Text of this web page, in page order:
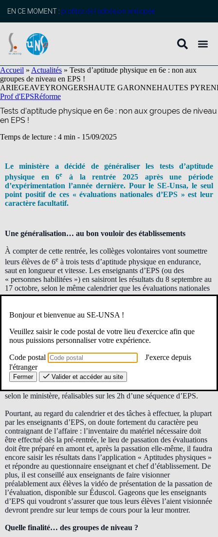
principal
EN CE MOMENT : profitez de l’adhésion anticipée
Accueil » Actualités » Tests d’aptitude physique en 6e : non aux
groupes de niveau en EPS !
ARIEGEAVEYRONGERSHAUTE GARONNEHAUTES
Prof d'EPSRéforme
Tests d’aptitude physique en 6e : non aux groupes de niveau
en EPS !
Temps de lecture : 4 min - 15/09/2025
Le ministère a décidé de généraliser les tests d’aptitude
physique en 6e à la rentrée 2025 après une période
d’expérimentation l’année dernière. Pour le SE-Unsa, le seul
point positif de ces « évaluations nationales d’EPS » est leur
caractère facultatif.
Une généralisation… au bon vouloir des établissements
À compter de cette rentrée, les collèges volontaires vont soumettre
leurs élèves de 6e à trois tests d’aptitude physique en endurance,
saut en longueur et vitesse. Les enseignants d’EPS (ou des
« personnes habilitées ») en saisiront les résultats du 8 septembre au
17 octobre, selon le même calendrier que les évaluations nationales
e e e
2024, elle-même pensée comme une réponse à l’une despriorités
politiques du gouvernement(PPG), en lien avec les 30 minutes
d’APQ dans le premier degré.
Des évaluations peu contraignantes… en théorie
selon le ministère, réalisables sur les 2h d’une séquence d’EPS.
Pourtant, au regard du calendrier et des tâches à effectuer, la plupart
par les enseignants d’EPS, on doute fortement du caractère peu
contraignant de l’affaire : l’inventaire du matériel nécessaire doit
être effectué dès la pré-rentrée, le lieu de passation des évaluations
doit être préparé en amont et, après la passation elle-même, il faudra
encore saisir les résultats dans l’application « Aptitudes physiques »
et répondre au questionnaire enseignant et chef d’établissement. De
plus, il est conseillé aux enseignants de faire visionner
préalablement aux élèves la vidéo de présentation de la passation de
l’évaluation, disponible sur Éduscol. Gageons que les enseignants
d’EPS qui voudront s’assurer que tous leurs élèves l’aient visionnée
devront prendre sur leur temps de cours pour la leur montrer.
Quelle finalité… des groupes de niveau ?
Bonjour et bienvenue au SE-UNSA !
Veuillez saisir le code postal de votre lieu d'exercice afin que
nous puissions personnaliser votre expérience.
Code postal
J'exerce depuis
l'étranger
Fermer Valider et accéder au site